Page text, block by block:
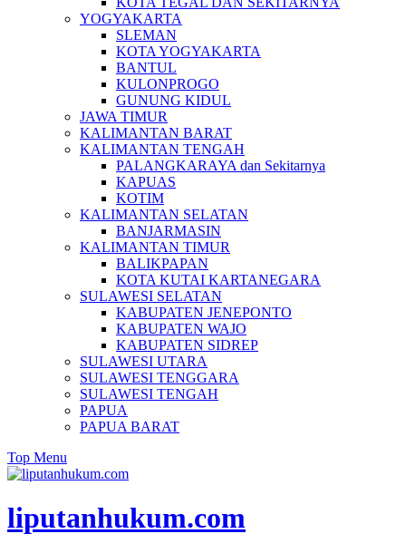
YOGYAKARTA
SLEMAN
KOTA YOGYAKARTA
BANTUL
KULONPROGO
GUNUNG KIDUL
JAWA TIMUR
KALIMANTAN BARAT
KALIMANTAN TENGAH
PALANGKARAYA dan Sekitarnya
KAPUAS
KOTIM
KALIMANTAN SELATAN
BANJARMASIN
KALIMANTAN TIMUR
BALIKPAPAN
KOTA KUTAI KARTANEGARA
SULAWESI SELATAN
KABUPATEN JENEPONTO
KABUPATEN WAJO
KABUPATEN SIDREP
SULAWESI UTARA
SULAWESI TENGGARA
SULAWESI TENGAH
PAPUA
PAPUA BARAT
Top Menu
liputanhukum.com